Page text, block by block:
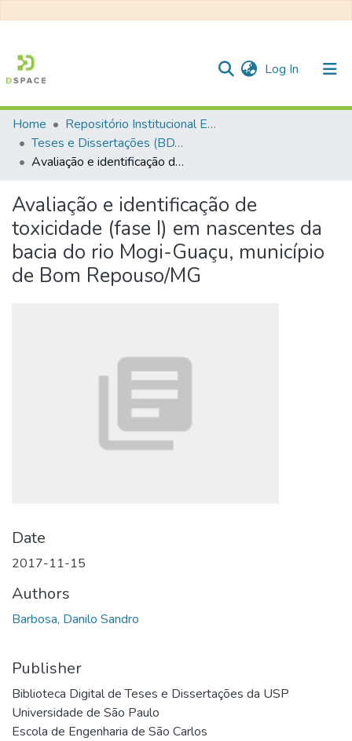
Log In (current)
Communities & Collections
All of DSpace
Statistics
Home
Repositório Institucional EESC
Teses e Dissertações (BDTD USP)
Avaliação e identificação de toxicidade (fase I) em nascentes da bacia do rio Mogi-Guaçu, município de Bom Repouso/MG
Avaliação e identificação de
toxicidade (fase I) em nascentes da
bacia do rio Mogi-Guaçu, município
de Bom Repouso/MG
Date
2017-11-15
Authors
Barbosa, Danilo Sandro
Publisher
Biblioteca Digital de Teses e Dissertações da USP
Universidade de São Paulo
Escola de Engenharia de São Carlos